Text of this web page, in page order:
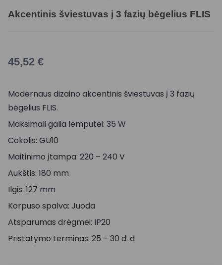
Akcentinis šviestuvas į 3 fazių bėgelius FLIS
45,52 €
Modernaus dizaino akcentinis šviestuvas į 3 fazių
bėgelius FLIS.
Maksimali galia lemputei: 35 W
Cokolis: GU10
Maitinimo įtampa: 220 – 240 V
Aukštis: 180 mm
Ilgis: 127 mm
Korpuso spalva: Juoda
Atsparumas drėgmei: IP20
Pristatymo terminas: 25 – 30 d. d